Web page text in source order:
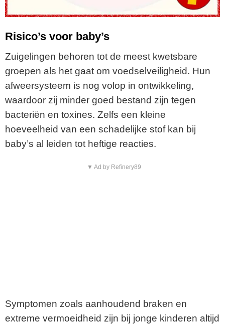
Risico’s voor baby’s
Zuigelingen behoren tot de meest kwetsbare
groepen als het gaat om voedselveiligheid. Hun
afweersysteem is nog volop in ontwikkeling,
waardoor zij minder goed bestand zijn tegen
bacteriën en toxines. Zelfs een kleine
hoeveelheid van een schadelijke stof kan bij
baby’s al leiden tot heftige reacties.
▼ Ad by Refinery89
Symptomen zoals aanhoudend braken en
extreme vermoeidheid zijn bij jonge kinderen altijd